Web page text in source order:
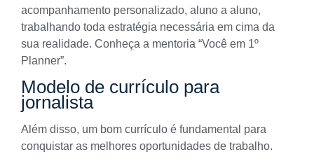
acompanhamento personalizado, aluno a aluno,
trabalhando toda estratégia necessária em cima da
sua realidade. Conheça a mentoria “Você em 1º
Planner”.
Modelo de currículo para
jornalista
Além disso, um bom currículo é fundamental para
conquistar as melhores oportunidades de trabalho.